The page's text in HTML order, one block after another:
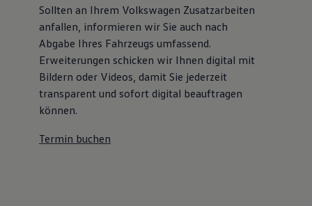
Sollten an Ihrem Volkswagen Zusatzarbeiten
anfallen, informieren wir Sie auch nach
Abgabe Ihres Fahrzeugs umfassend.
Erweiterungen schicken wir Ihnen digital mit
Bildern oder Videos, damit Sie jederzeit
transparent und sofort digital beauftragen
können.
Termin buchen